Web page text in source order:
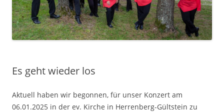
Es geht wieder los
Aktuell haben wir begonnen, für unser Konzert am
06.01.2025 in der ev. Kirche in Herrenberg-Gültstein zu